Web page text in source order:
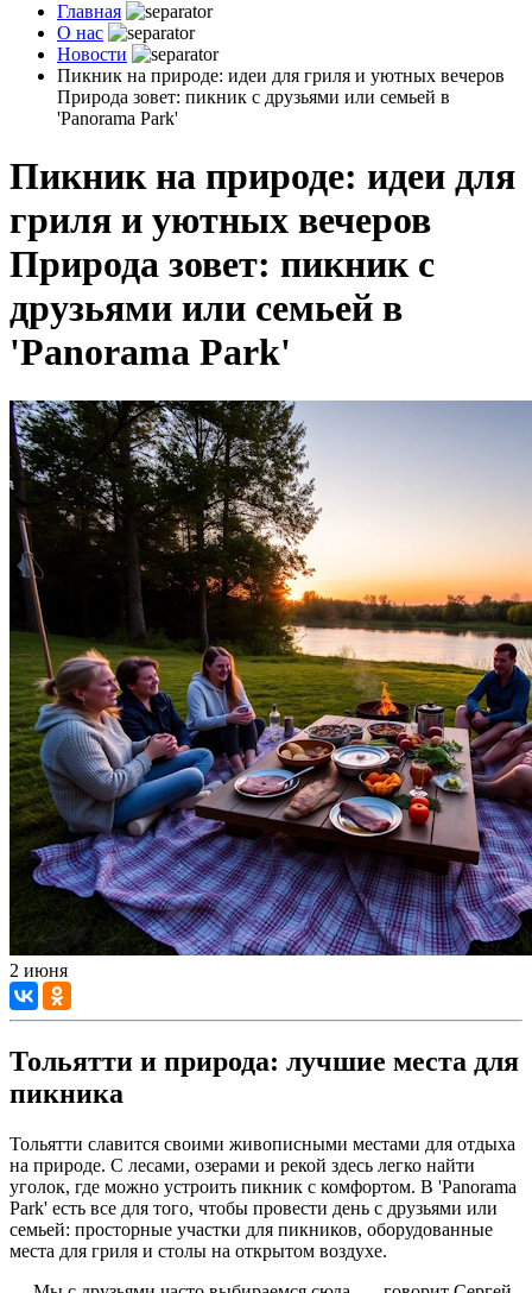
Главная
О нас
Новости
Пикник на природе: идеи для гриля и уютных вечеров
Природа зовет: пикник с друзьями или семьей в
'Panorama Park'
Пикник на природе: идеи для
гриля и уютных вечеров
Природа зовет: пикник с
друзьями или семьей в
'Panorama Park'
2 июня
Тольятти и природа: лучшие места для
пикника
Тольятти славится своими живописными местами для отдыха
на природе. С лесами, озерами и рекой здесь легко найти
уголок, где можно устроить пикник с комфортом. В 'Panorama
Park' есть все для того, чтобы провести день с друзьями или
семьей: просторные участки для пикников, оборудованные
места для гриля и столы на открытом воздухе.